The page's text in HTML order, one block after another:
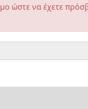
ώστε να έχετε